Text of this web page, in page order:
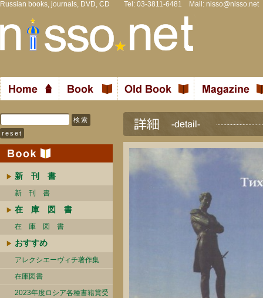
Russian books, journals, DVD, CD Tel: 03-3811-6481 Mail: nisso@nisso.net
新 刊 書
新 刊 書
在 庫 図 書
在 庫 図 書
おすすめ
アレクシエーヴィチ著作集
在庫図書
2023年度ロシア各種書籍賞受